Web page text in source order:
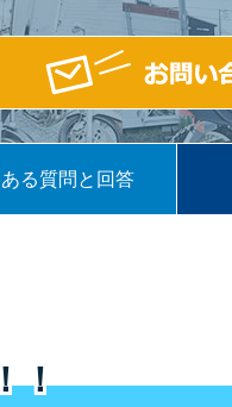
る質問と回答
！